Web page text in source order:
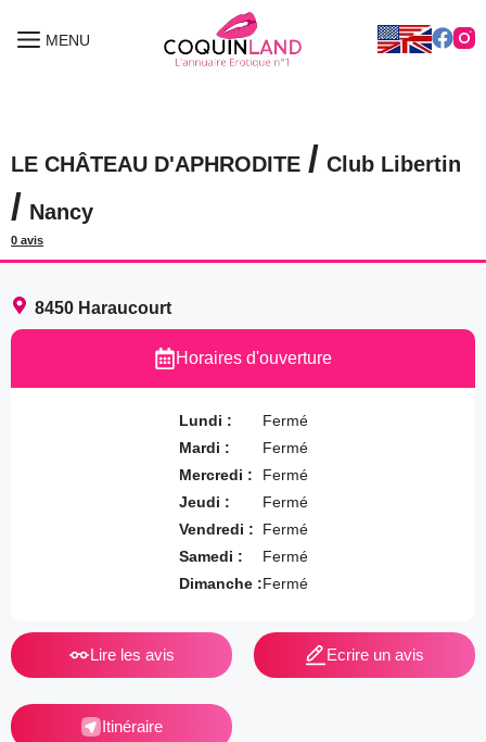
MENU
MENU
LE CHÂTEAU D'APHRODITE / Club Libertin
/ Nancy
0 avis
8450 Haraucourt
Horaires d'ouverture
Lundi :
Mardi :
Mercredi :
Jeudi :
Vendredi :
Samedi :
Dimanche :
Fermé
Fermé
Fermé
Fermé
Fermé
Fermé
Fermé
Lire les avis Ecrire un avis
Itinéraire